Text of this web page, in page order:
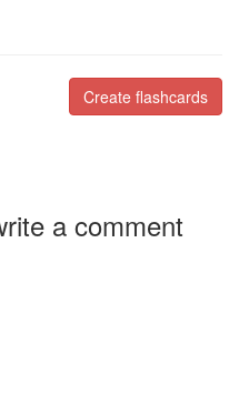
Create flashcards
a comment